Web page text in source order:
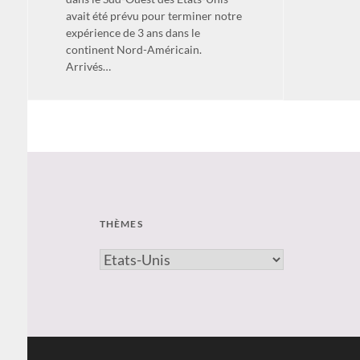
avait été prévu pour terminer notre
expérience de 3 ans dans le
continent Nord-Américain.
Arrivés…
THÈMES
thèmes